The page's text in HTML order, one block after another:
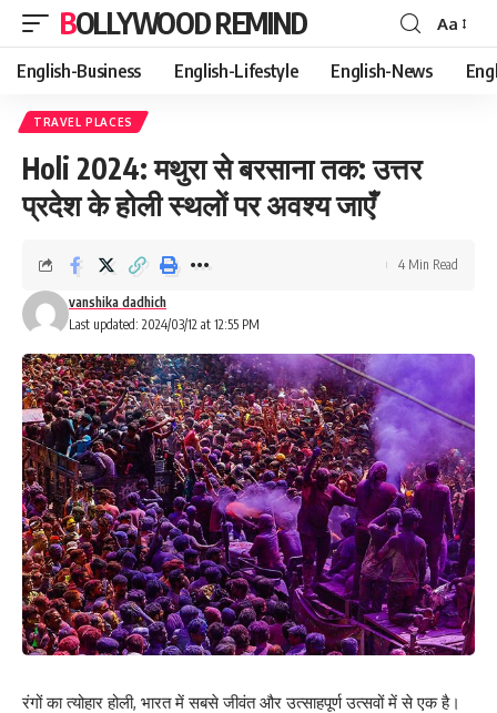
BOLLYWOOD REMIND
Font
Resizer
Aa
English-Business English-Lifestyle English-News
TRAVEL PLACES
Holi 2024: मथुरा से बरसाना तक: उत्तर
प्रदेश के होली स्थलों पर अवश्य जाएँ
Last updated: 2024/03/12 at 12:55 PM
vanshika dadhich
4 Min Read
रंगों का त्योहार होली, भारत में सबसे जीवंत और उत्साहपूर्ण उत्सवों में से एक है।